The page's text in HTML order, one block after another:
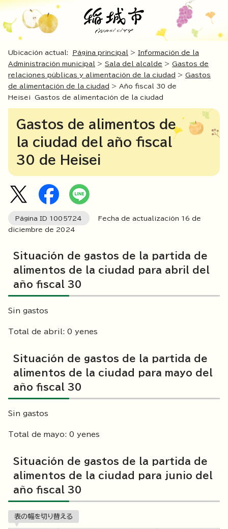
Ubicación actual: Página principal > Información de la
Administración municipal
> Sala del alcalde > Gastos de
relaciones públicas y alimentación de la ciudad > Gastos
de alimentación de la ciudad > Año fiscal 30 de
Heisei Gastos de alimentación de la ciudad
Gastos de alimentos de
la ciudad del año fiscal
30 de Heisei
Página ID 1005724 Fecha de actualización 16 de
diciembre de 2024
Situación de gastos de la partida de
alimentos de la ciudad para abril del
año fiscal 30
Sin gastos
Total de abril: 0 yenes
Situación de gastos de la partida de
alimentos de la ciudad para mayo del
año fiscal 30
Sin gastos
Total de mayo: 0 yenes
Situación de gastos de la partida de
alimentos de la ciudad para junio del
año fiscal 30
表の幅を切り替える